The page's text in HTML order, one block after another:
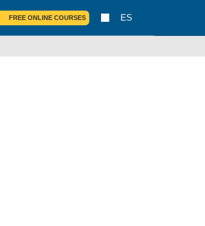
FREE ONLINE COURSES ES